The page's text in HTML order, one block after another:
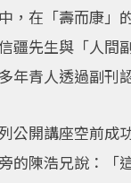
，在「壽而康
疆先生與「人間
年青人透過副刊
公開講座空前成
的陳浩兄說：